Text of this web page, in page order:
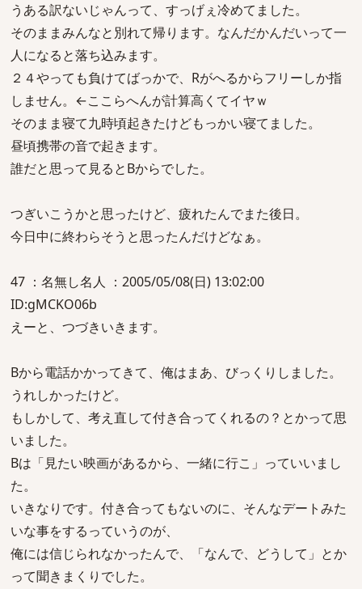
うある訳ないじゃんって、すっげぇ冷めてました。
そのままみんなと別れて帰ります。なんだかんだいって一
人になると落ち込みます。
２４やっても負けてばっかで、Rがへるからフリーしか指
しません。←ここらへんが計算高くてイヤｗ
そのまま寝て九時頃起きたけどもっかい寝てました。
昼頃携帯の音で起きます。
誰だと思って見るとBからでした。
つぎいこうかと思ったけど、疲れたんでまた後日。
今日中に終わらそうと思ったんだけどなぁ。
47 ：名無し名人 ：2005/05/08(日) 13:02:00
ID:gMCKO06b
えーと、つづきいきます。
Bから電話かかってきて、俺はまあ、びっくりしました。
うれしかったけど。
もしかして、考え直して付き合ってくれるの？とかって思
いました。
Bは「見たい映画があるから、一緒に行こ」っていいまし
た。
いきなりです。付き合ってもないのに、そんなデートみた
いな事をするっていうのが、
俺には信じられなかったんで、「なんで、どうして」とか
って聞きまくりでした。